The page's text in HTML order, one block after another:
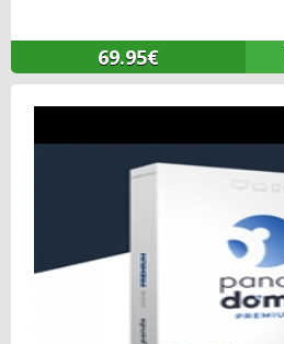
69.95€